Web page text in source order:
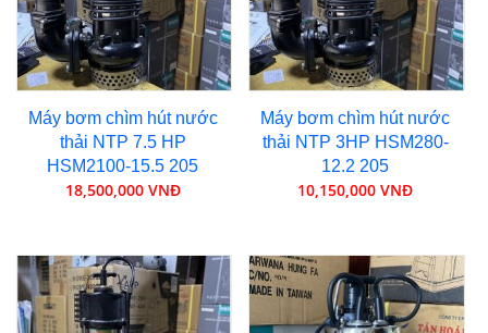
Máy bơm chìm hút nước
thải NTP 7.5 HP
HSM2100-15.5 205
18,500,000 VNĐ
Máy bơm chìm hút nước
thải NTP 3HP HSM280-
12.2 205
10,150,000 VNĐ